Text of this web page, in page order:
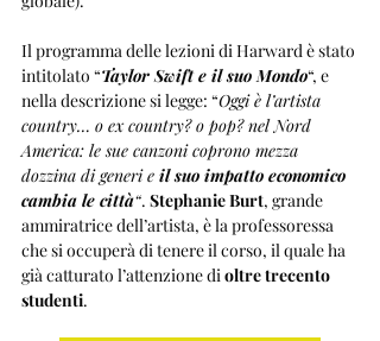
Il programma delle lezioni di Harward è stato
intitolato “Taylor Swift e il suo Mondo“, e
nella descrizione si legge: “Oggi è l’artista
country… o ex country? o pop? nel Nord
America: le sue canzoni coprono mezza
dozzina di generi e il suo impatto economico
cambia le città“. Stephanie Burt, grande
ammiratrice dell’artista, è la professoressa
che si occuperà di tenere il corso, il quale ha
già catturato l’attenzione di oltre trecento
studenti.